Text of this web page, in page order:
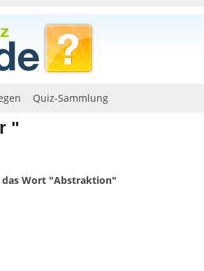
Quiz-Sammlung
"
das Wort "Abstraktion"